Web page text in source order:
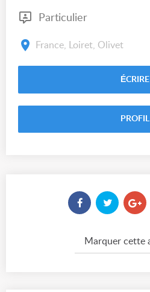
Particulier
France, Loiret, Olivet
ÉCRIRE
PROFIL